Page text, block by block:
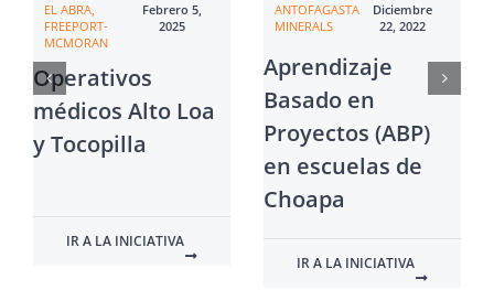
EL ABRA,
FREEPORT-
MCMORAN
Febrero 5,
2025
Operativos
médicos Alto Loa
y Tocopilla
IR A LA INICIATIVA
ANTOFAGASTA
MINERALS
Diciembre
22, 2022
Aprendizaje
Basado en
Proyectos (ABP)
en escuelas de
Choapa
IR A LA INICIATIVA